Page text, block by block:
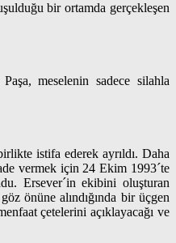
bir ortamda gerçekleşen
meselenin sadece silahla
istifa ederek ayrıldı. Daha
vermek için 24 Ekim 1993´te
Ersever´in ekibini oluşturan
önüne alındığında bir üçgen
çetelerini açıklayacağı ve